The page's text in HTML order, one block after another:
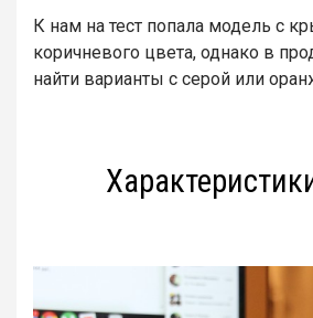
К нам на тест попала модель с
коричневого цвета, однако в
найти варианты с серой или